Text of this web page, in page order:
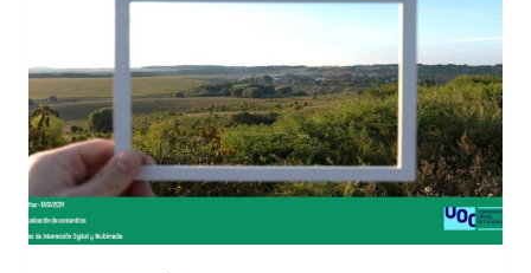
(INTRODUCCIÓN
DE
ARDUINO)
CARLOS
LÓPEZ
MUÑOZ